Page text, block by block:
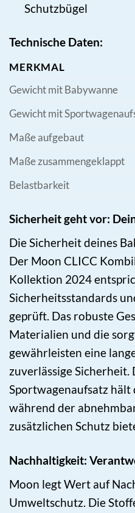
Schutzbügel
Technische Daten:
MERKMAL
Gewicht mit Babywanne
Gewicht mit
Maße aufgebaut
Maße zusammengeklappt
Belastbarkeit
Sicherheit geht vor:
Die Sicherheit deines
Der Moon CLICC
Kollektion 2024
Sicherheitsstandards
geprüft. Das robuste
Materialien und die
gewährleisten eine
zuverlässige
Sportwagenaufsatz hält
während der
zusätzlichen Schutz
Nachhaltigkeit:
Moon legt Wert auf
Umweltschutz. Die